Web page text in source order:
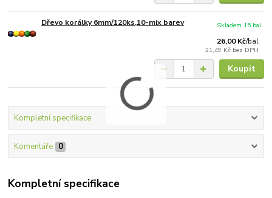
Dřevo korálky 6mm/120ks,10-mix barev
26,00 Kč/bal
21,49 Kč bez DPH
Skladem 15 bal
Koupit
Kompletní specifikace
Komentáře 0
Kompletní specifikace